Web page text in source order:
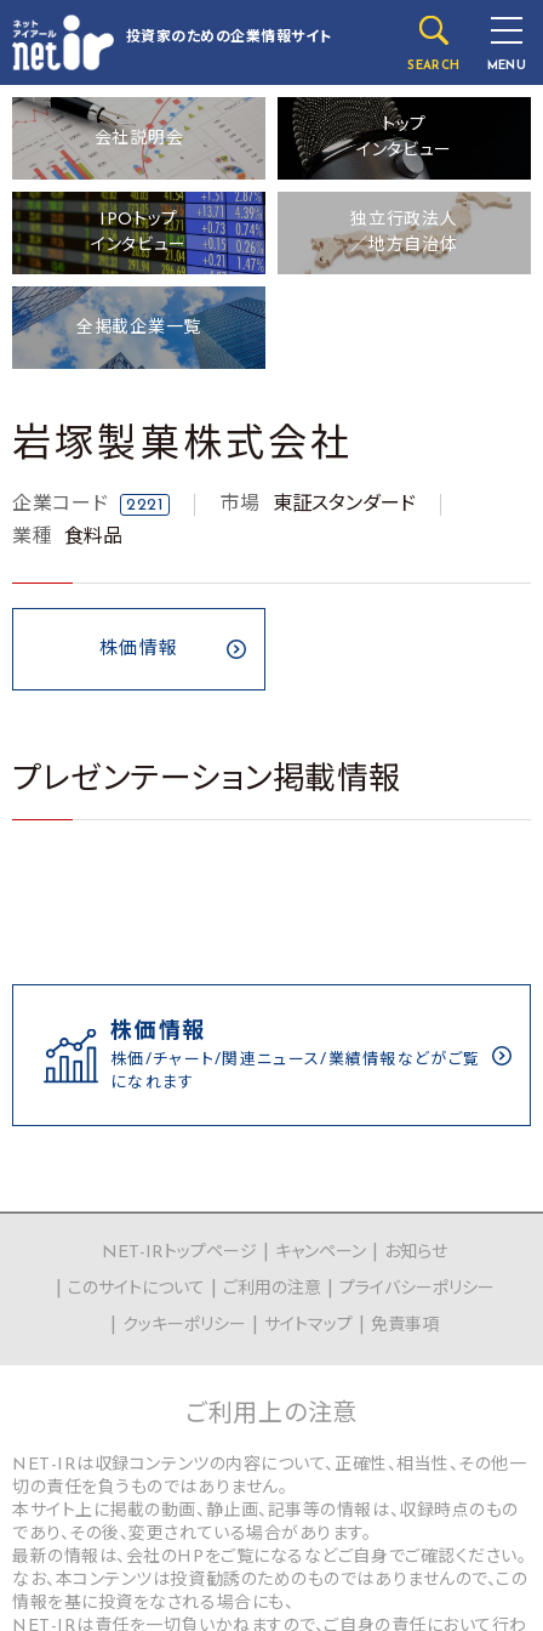
投資家のための企業情報サイト
SEARCH MENU
会社説明会
トップ
インタビュー
IPOトップ
インタビュー
独立行政法人
／地方自治体
全掲載企業一覧
岩塚製菓株式会社
企業コード 2221 市場
東証スタンダード
業種
食料品
株価情報
プレゼンテーション掲載情報
株価情報
株価/チャート/関連ニュース/業績情報などがご覧
になれます
NET-IRトップページ キャンペーン
お知らせ
このサイトについて
ご利用の注意
プライバシーポリシー
クッキーポリシー
サイトマップ 免責事項
ご利用上の注意
NET-IRは収録コンテンツの内容について、正確性、相当性、その他一
切の責任を負うものではありません。
本サイト上に掲載の動画、静止画、記事等の情報は、収録時点のもの
であり、その後、変更されている場合があります。
最新の情報は、会社のHPをご覧になるなどご自身でご確認ください。
なお、本コンテンツは投資勧誘のためのものではありませんので、この
情報を基に投資をなされる場合にも、
NET-IRは責任を一切負いかねますので、ご自身の責任において行わ